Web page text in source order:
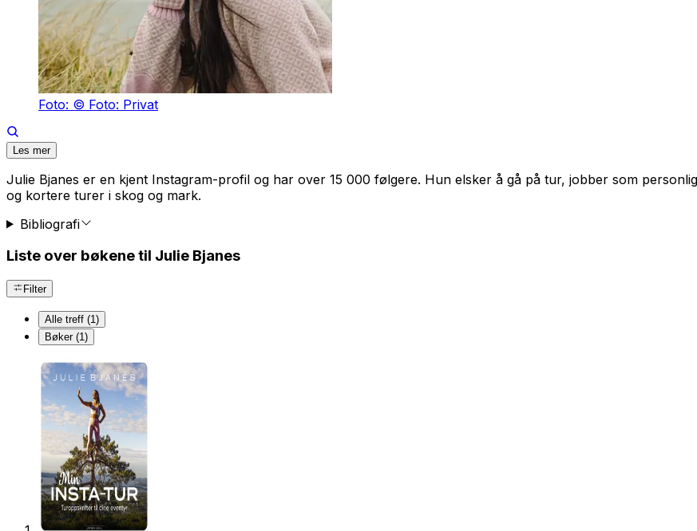
Foto: © Foto: Privat
Les mer
Julie Bjanes er en kjent Instagram-profil og har over 15 000 følgere. Hun elsker å gå på tur, jobber som
og kortere turer i skog og mark.
Bibliografi
Liste over bøkene til Julie Bjanes
Filter
Alle treff (1)
Bøker (1)